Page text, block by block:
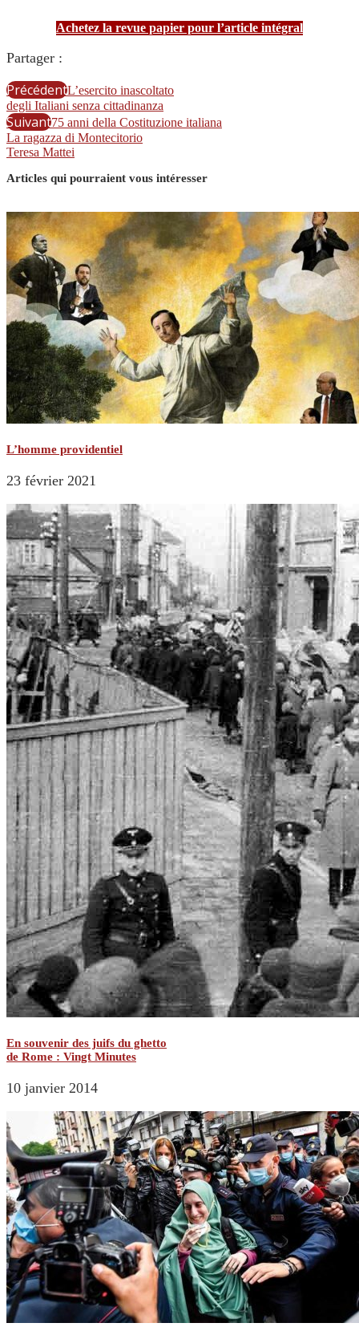
Achetez la revue papier pour l’article intégral
Partager :
PrécédentL’esercito inascoltato
degli Italiani senza cittadinanza
Suivant75 anni della Costituzione italiana
La ragazza di Montecitorio
Teresa Mattei
Articles qui pourraient vous intéresser
L’homme providentiel
23 février 2021
En souvenir des juifs du ghetto
de Rome : Vingt Minutes
10 janvier 2014